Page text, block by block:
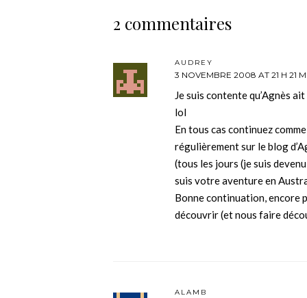
2 commentaires
AUDREY
3 NOVEMBRE 2008 AT 21 H 21
Je suis contente qu’Agnès
lol
En tous cas continuez
régulièrement sur le blog
(tous les jours (je suis
suis votre aventure en
Bonne continuation, encore
découvrir (et nous faire
ALAMB